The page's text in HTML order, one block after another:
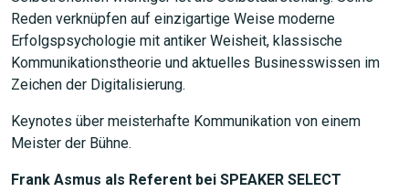
Reden verknüpfen auf einzigartige Weise moderne
Erfolgspsychologie mit antiker Weisheit, klassische
Kommunikationstheorie und aktuelles Businesswissen im
Zeichen der Digitalisierung.
Keynotes über meisterhafte Kommunikation von einem
Meister der Bühne.
Frank Asmus als Referent bei SPEAKER SELECT